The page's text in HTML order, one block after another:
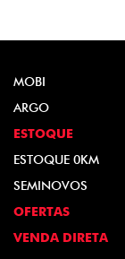
MOBI
ARGO
ESTOQUE
ESTOQUE 0KM
SEMINOVOS
OFERTAS
VENDA DIRETA